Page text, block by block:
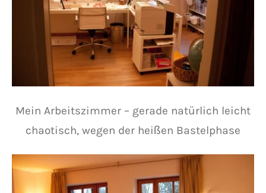
Mein Arbeitszimmer – gerade natürlich leicht
chaotisch, wegen der heißen Bastelphase